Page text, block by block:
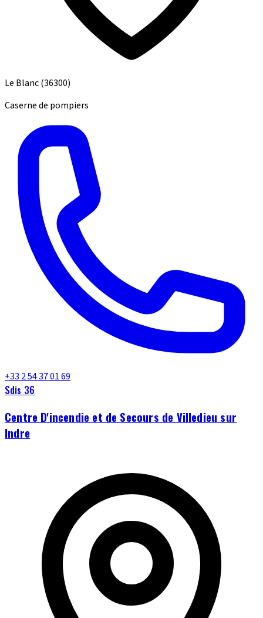
Le Blanc(36300)
Caserne de pompiers
+33 2 54 37 01 69
Sdis 36
Centre D'incendie et de Secours de Villedieu sur
Indre